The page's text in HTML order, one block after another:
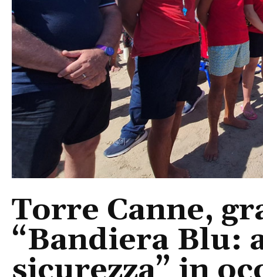
Torre Canne,
“Bandiera Blu: